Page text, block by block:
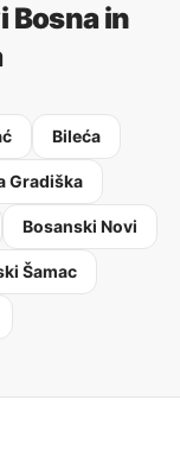
Bosna in
Bileća
Gradiška
Bosanski Novi
Šamac